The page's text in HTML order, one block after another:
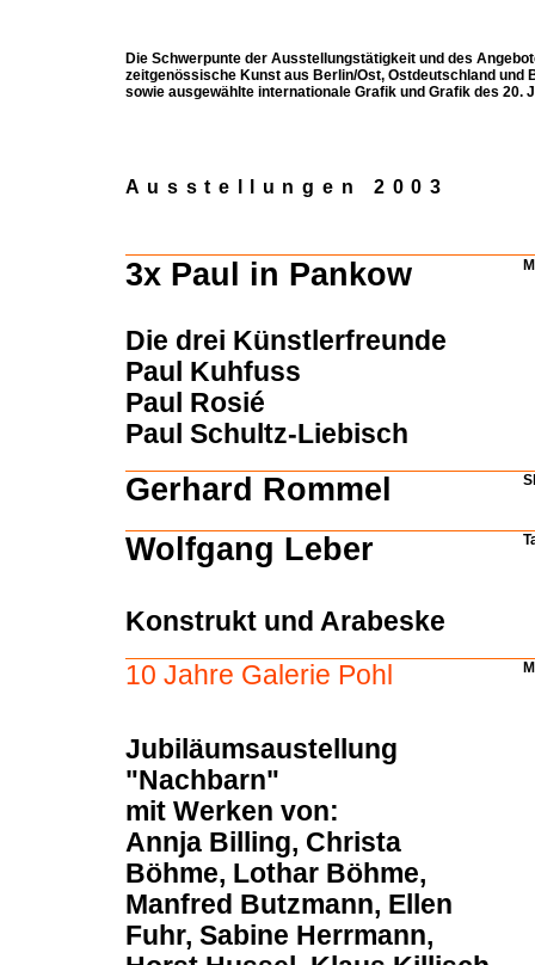
Die Schwerpunte der Ausstellungstätigkeit und des
zeitgenössische Kunst aus Berlin/Ost, Ostdeutschland und
sowie ausgewählte internationale Grafik und Grafik des 20.
Ausstellungen 2003
3x Paul in Pankow
Die drei Künstlerfreunde
Paul Kuhfuss
Paul Rosié
Paul Schultz-Liebisch
Gerhard Rommel
Wolfgang Leber
Konstrukt und Arabeske
10 Jahre Galerie Pohl
Jubiläumsaustellung
"Nachbarn"
mit Werken von:
Annja Billing, Christa
Böhme, Lothar Böhme,
Manfred Butzmann, Ellen
Fuhr, Sabine Herrmann,